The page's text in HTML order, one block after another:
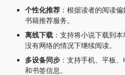
个性化推荐 ：根据读者的阅读
书籍推荐服务。
离线下载 ：支持将小说下载到
没有网络的情况下继续阅读。
多设备同步 ：支持手机、平板
和书签信息。